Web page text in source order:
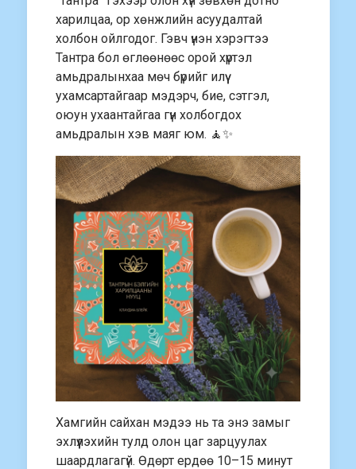
харилцаа, ор хөнжлийн асуудалтай
холбон ойлгодог. Гэвч үнэн хэрэгтээ
Тантра бол өглөөнөөс орой хүртэл
амьдралынхаа мөч бүрийг илүү
ухамсартайгаар мэдэрч, бие, сэтгэл,
оюун ухаантайгаа гүн холбогдох
амьдралын хэв маяг юм. 🧘✨
Хамгийн сайхан мэдээ нь та энэ замыг
эхлүүлэхийн тулд олон цаг зарцуулах
шаардлагагүй. Өдөрт ердөө 10–15 минут